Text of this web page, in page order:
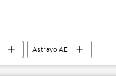
Astravo AE